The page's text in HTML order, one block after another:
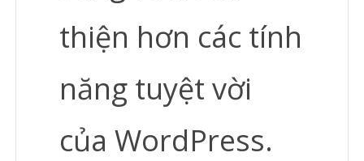
thiện hơn các tính
năng tuyệt vời
của WordPress.